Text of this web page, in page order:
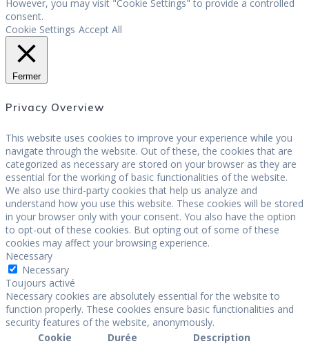
However, you may visit "Cookie Settings" to provide a controlled
consent.
Cookie Settings Accept All
Fermer
Privacy Overview
This website uses cookies to improve your experience while you
navigate through the website. Out of these, the cookies that are
categorized as necessary are stored on your browser as they are
essential for the working of basic functionalities of the website.
We also use third-party cookies that help us analyze and
understand how you use this website. These cookies will be stored
in your browser only with your consent. You also have the option
to opt-out of these cookies. But opting out of some of these
cookies may affect your browsing experience.
Necessary
Necessary
Toujours activé
Necessary cookies are absolutely essential for the website to
function properly. These cookies ensure basic functionalities and
security features of the website, anonymously.
Cookie
Durée Description